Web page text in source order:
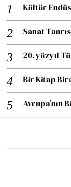
Kültür
Sanat
20. yüzyıl
Bir Kitap
Avrupa’nın